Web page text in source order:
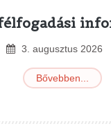
3 augusztus 2026
Bővebben...